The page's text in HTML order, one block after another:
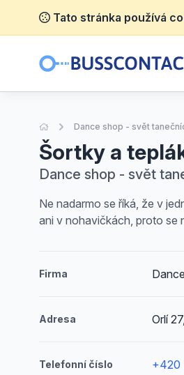
Tato stránka používá
Úvodní stránka
Dance shop - svět
Šortky a
Dance shop - svět
Ne nadarmo se říká, že v
ani v nohavičkách, proto se
Firma
Adresa Orlí
Telefonní číslo +420